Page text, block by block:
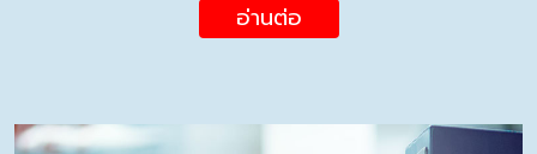
อ่านต่อ